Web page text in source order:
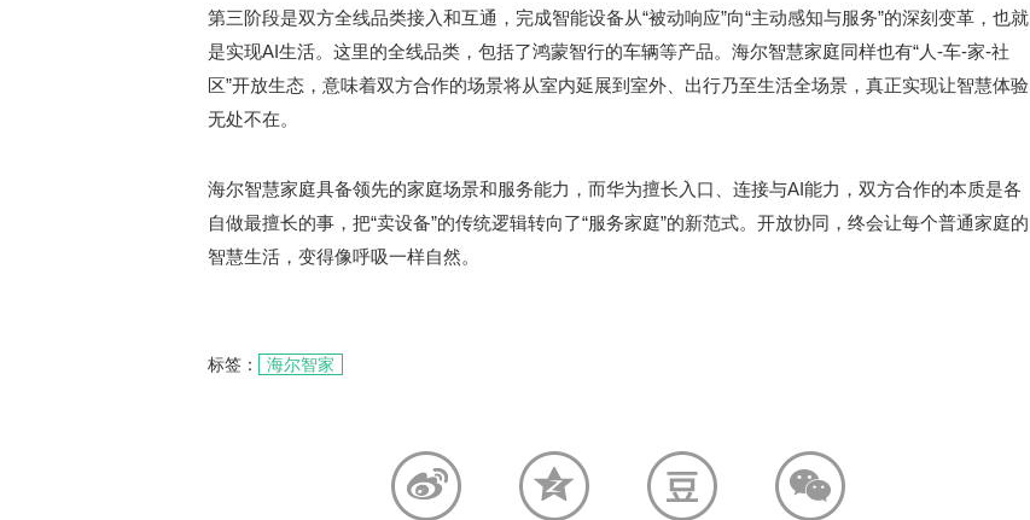
第三阶段是双方全线品类接入和互通，完成智能设备从“被动响应”向“主动感知与服务”的深刻变革，也就
是实现AI生活。这里的全线品类，包括了鸿蒙智行的车辆等产品。海尔智慧家庭同样也有“人-车-家-社
区”开放生态，意味着双方合作的场景将从室内延展到室外、出行乃至生活全场景，真正实现让智慧体验
无处不在。
海尔智慧家庭具备领先的家庭场景和服务能力，而华为擅长入口、连接与AI能力，双方合作的本质是各
自做最擅长的事，把“卖设备”的传统逻辑转向了“服务家庭”的新范式。开放协同，终会让每个普通家庭的
智慧生活，变得像呼吸一样自然。
标签： 海尔智家